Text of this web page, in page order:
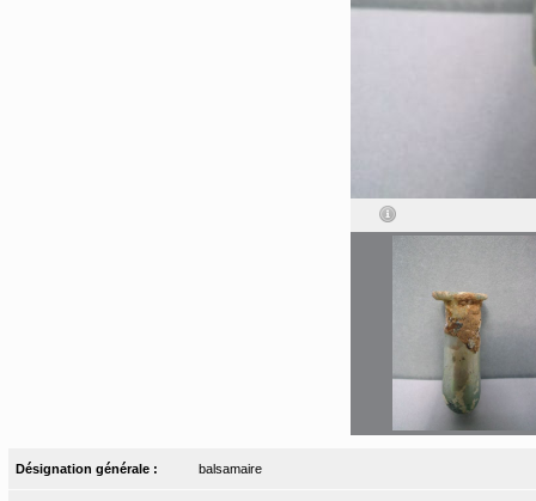
Désignation générale : balsamaire